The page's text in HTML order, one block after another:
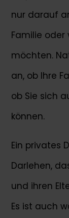
nur darauf
Familie oder
möchten.
an, ob Ihre
ob Sie sich
können.
Ein privates
Darlehen,
und ihren
Es ist auch